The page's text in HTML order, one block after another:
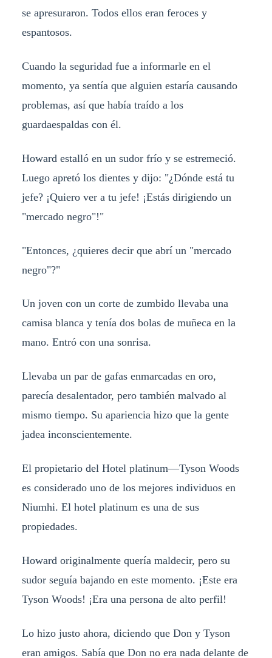
se apresuraron. Todos ellos eran feroces y
espantosos.
Cuando la seguridad fue a informarle en el
momento, ya sentía que alguien estaría causando
problemas, así que había traído a los
guardaespaldas con él.
Howard estalló en un sudor frío y se estremeció.
Luego apretó los dientes y dijo: "¿Dónde está tu
jefe? ¡Quiero ver a tu jefe! ¡Estás dirigiendo un
"mercado negro"!"
"Entonces, ¿quieres decir que abrí un "mercado
negro"?"
Un joven con un corte de zumbido llevaba una
camisa blanca y tenía dos bolas de muñeca en la
mano. Entró con una sonrisa.
Llevaba un par de gafas enmarcadas en oro,
parecía desalentador, pero también malvado al
mismo tiempo. Su apariencia hizo que la gente
jadea inconscientemente.
El propietario del Hotel platinum—Tyson Woods
es considerado uno de los mejores individuos en
Niumhi. El hotel platinum es una de sus
propiedades.
Howard originalmente quería maldecir, pero su
sudor seguía bajando en este momento. ¡Este era
Tyson Woods! ¡Era una persona de alto perfil!
Lo hizo justo ahora, diciendo que Don y Tyson
eran amigos. Sabía que Don no era nada delante de